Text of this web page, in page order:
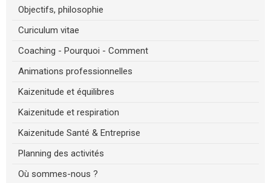
Objectifs, philosophie
Curiculum vitae
Coaching - Pourquoi - Comment
Animations professionnelles
Kaizenitude et équilibres
Kaizenitude et respiration
Kaizenitude Santé & Entreprise
Planning des activités
Où sommes-nous ?